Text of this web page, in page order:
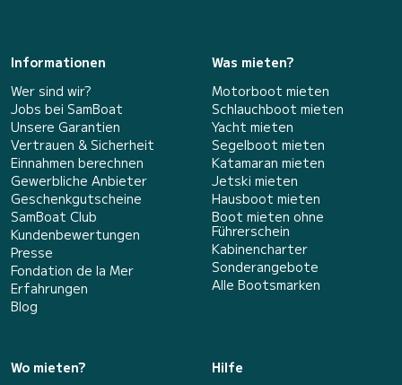
Informationen
Wer sind wir?
Jobs bei SamBoat
Unsere Garantien
Vertrauen & Sicherheit
Einnahmen berechnen
Gewerbliche Anbieter
Geschenkgutscheine
SamBoat Club
Kundenbewertungen
Presse
Fondation de la Mer
Erfahrungen
Blog
Was mieten?
Motorboot mieten
Schlauchboot mieten
Yacht mieten
Segelboot mieten
Katamaran mieten
Jetski mieten
Hausboot mieten
Boot mieten ohne
Führerschein
Kabinencharter
Sonderangebote
Alle Bootsmarken
Wo mieten?
Hilfe